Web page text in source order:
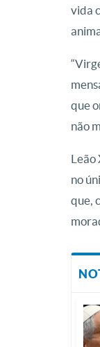
vida
que
não
Leão
no
que,